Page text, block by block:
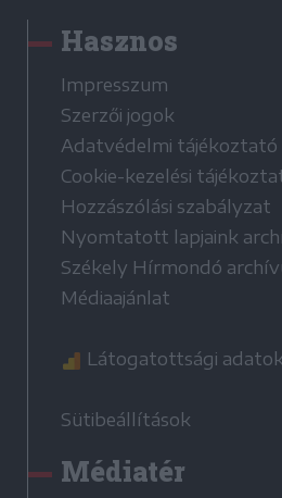
Hasznos
Impresszum
Szerzői jogok
Adatvédelmi tájékoztató
Cookie-kezelési
Hozzászólási szabályzat
Nyomtatott lapjaink
Székely Hírmondó
Médiaajánlat
Látogatottsági adatok
Sütibeállítások
Médiatér